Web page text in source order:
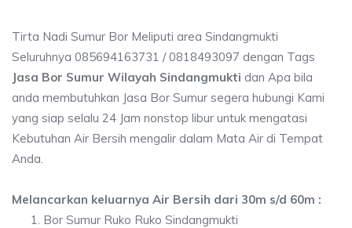
Tirta Nadi Sumur Bor Meliputi area Sindangmukti
Seluruhnya 085694163731 / 0818493097 dengan Tags
Jasa Bor Sumur Wilayah Sindangmukti dan Apa bila
anda membutuhkan Jasa Bor Sumur segera hubungi Kami
yang siap selalu 24 Jam nonstop libur untuk mengatasi
Kebutuhan Air Bersih mengalir dalam Mata Air di Tempat
Anda.
Melancarkan keluarnya Air Bersih dari 30m s/d 60m :
Bor Sumur Ruko Ruko Sindangmukti